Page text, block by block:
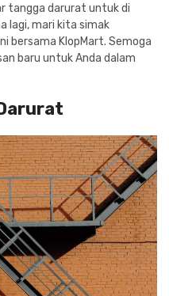
tangga darurat untuk di
lagi, mari kita simak
bersama KlopMart. Semoga
baru untuk Anda dalam